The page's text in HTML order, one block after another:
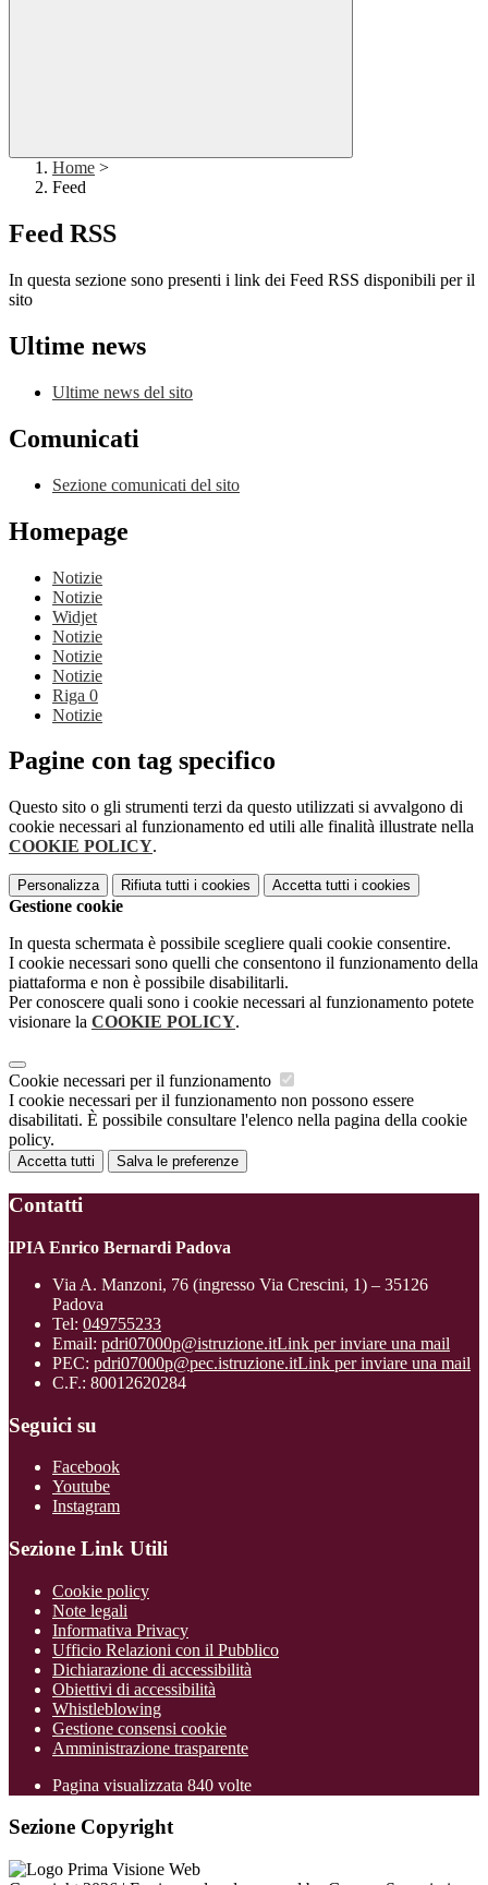
Home >
Feed
Feed RSS
In questa sezione sono presenti i link dei Feed RSS disponibili per il
sito
Ultime news
Ultime news del sito
Comunicati
Sezione comunicati del sito
Homepage
Notizie
Notizie
Widjet
Notizie
Notizie
Notizie
Riga 0
Notizie
Pagine con tag specifico
Questo sito o gli strumenti terzi da questo utilizzati si avvalgono di
cookie necessari al funzionamento ed utili alle finalità illustrate nella
COOKIE POLICY.
Personalizza Rifiuta tutti i cookies Accetta tutti i cookies
Gestione cookie
In questa schermata è possibile scegliere quali cookie consentire.
I cookie necessari sono quelli che consentono il funzionamento della
piattaforma e non è possibile disabilitarli.
Per conoscere quali sono i cookie necessari al funzionamento potete
visionare la COOKIE POLICY.
Cookie necessari per il funzionamento
I cookie necessari per il funzionamento non possono essere
disabilitati. È possibile consultare l'elenco nella pagina della cookie
policy.
Accetta tutti Salva le preferenze
Contatti
IPIA Enrico Bernardi Padova
Via A. Manzoni, 76 (ingresso Via Crescini, 1) – 35126
Padova
Tel: 049755233
Email: pdri07000p@istruzione.itLink per inviare una mail
PEC: pdri07000p@pec.istruzione.itLink per inviare una mail
C.F.: 80012620284
Seguici su
Facebook
Youtube
Instagram
Sezione Link Utili
Cookie policy
Note legali
Informativa Privacy
Ufficio Relazioni con il Pubblico
Dichiarazione di accessibilità
Obiettivi di accessibilità
Whistleblowing
Gestione consensi cookie
Amministrazione trasparente
Pagina visualizzata 840 volte
Sezione Copyright